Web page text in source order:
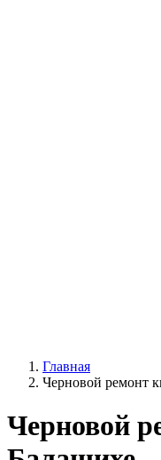
Главная
Черновой ремонт
Черновой